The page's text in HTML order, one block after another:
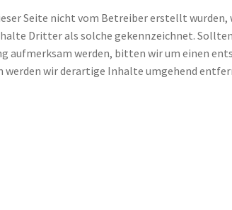
Seite nicht vom Betreiber erstellt
Dritter als solche gekennzeichnet.
aufmerksam werden, bitten wir um einen
werden wir derartige Inhalte umgehend